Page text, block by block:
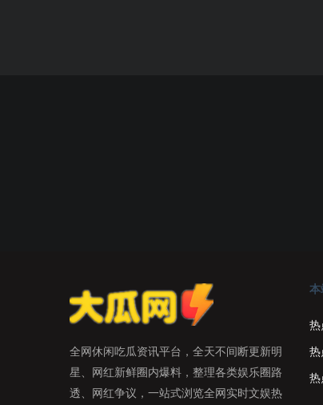
全网休闲吃瓜资讯平台，全天不间断更新明
星、网红新鲜圈内爆料，整理各类娱乐圈路
透、网红争议，一站式浏览全网实时文娱热
本
热
热
热